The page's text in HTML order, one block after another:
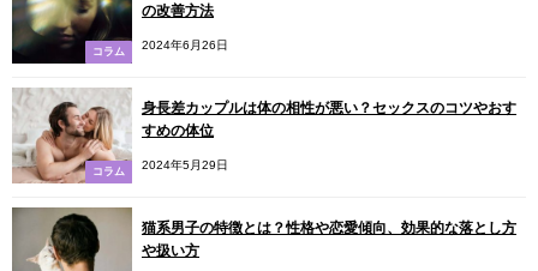
コラム
の改善方法
2024年6月26日
コラム
身長差カップルは体の相性が悪い？セックスのコツやおす
すめの体位
2024年5月29日
猫系男子の特徴とは？性格や恋愛傾向、効果的な落とし方
や扱い方